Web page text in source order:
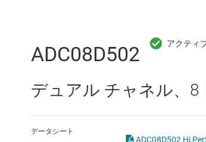
RF とマイクロ波
インターフェイス
ADC08D502
デュアル チャネル、8
データシート
ADC08D502 Hi